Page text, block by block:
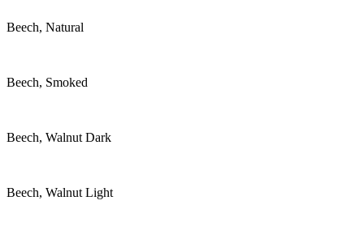
Beech, Natural
Beech, Smoked
Beech, Walnut Dark
Beech, Walnut Light